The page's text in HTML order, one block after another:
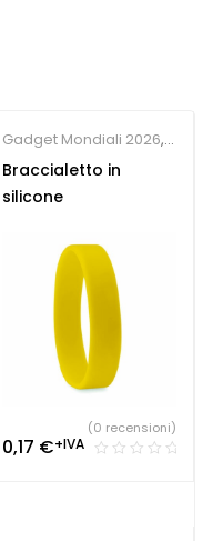
Gadget Mondiali 2026,
Braccialetti
personalizzati
Braccialetto in
silicone
0,17 €+IVA
(0 recensioni)